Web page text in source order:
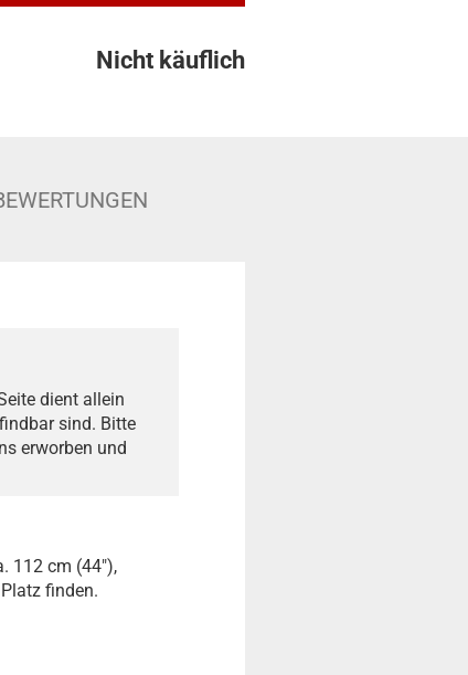
Nicht käuflich
dient allein
sind. Bitte
erworben und
112 cm (44"),
finden.